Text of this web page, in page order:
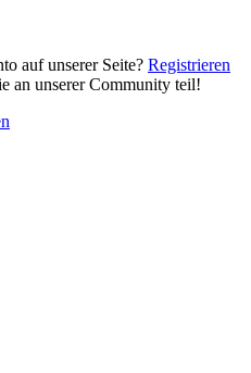
auf unserer Seite? Registrieren
an unserer Community teil!